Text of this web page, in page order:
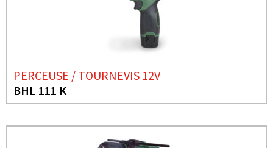
PERCEUSE / TOURNEVIS 12V
BHL 111 K